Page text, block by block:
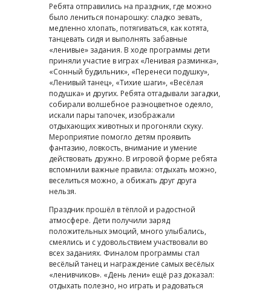
Ребята отправились на праздник, где можно
было лениться понарошку: сладко зевать,
медленно хлопать, потягиваться, как котята,
танцевать сидя и выполнять забавные
«ленивые» задания. В ходе программы дети
приняли участие в играх «Ленивая разминка»,
«Сонный будильник», «Перенеси подушку»,
«Ленивый танец», «Тихие шаги», «Весёлая
подушка» и других. Ребята отгадывали загадки,
собирали волшебное разноцветное одеяло,
искали пары тапочек, изображали
отдыхающих животных и прогоняли скуку.
Мероприятие помогло детям проявить
фантазию, ловкость, внимание и умение
действовать дружно. В игровой форме ребята
вспомнили важные правила: отдыхать можно,
веселиться можно, а обижать друг друга
нельзя.
Праздник прошёл в тёплой и радостной
атмосфере. Дети получили заряд
положительных эмоций, много улыбались,
смеялись и с удовольствием участвовали во
всех заданиях. Финалом программы стал
весёлый танец и награждение самых весёлых
«ленивчиков». «День лени» ещё раз доказал:
отдыхать полезно, но играть и радоваться